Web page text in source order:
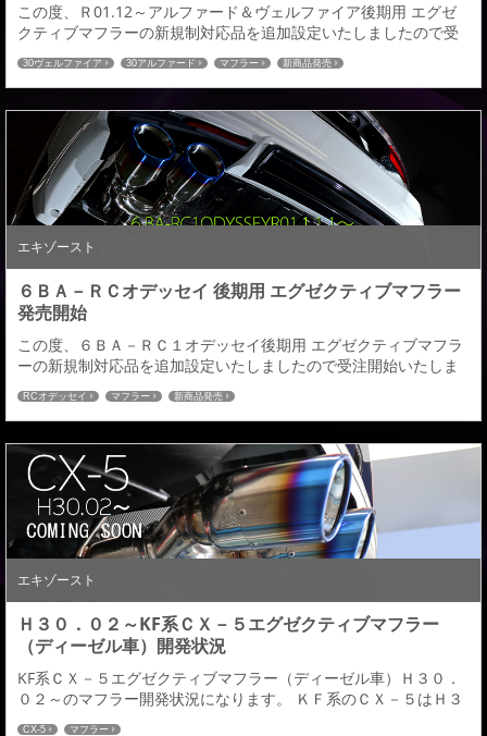
この度、Ｒ01.12～アルファード＆ヴェルファイア後期用 エグゼ
クティブマフラーの新規制対応品を追加設定いたしましたので受
注開始いたします。 ■車種：アルファード／ヴェルファイア■年
式：Ｒ01.12～■商品：エグゼクティブマフラー■追加設定型式
●6AA-AYH30W（ハイブリッド）●3BA-GGH35W（ガソリン）
●3BA-GGH30W（ガソリン）●3BA-AGH35W（ガソリン）●3BA-
AGH...
30ヴェルファイア 30アルファード マフラー 新商品発売
エキゾースト
６ＢＡ－ＲＣオデッセイ 後期用 エグゼクティブマフラー
発売開始
この度、６ＢＡ－ＲＣ１オデッセイ後期用 エグゼクティブマフラ
ーの新規制対応品を追加設定いたしましたので受注開始いたしま
す。 ６ＢＡ－ＲＣ１ Ｒ０１.11～■ABSOLUTE・Honda
SENSING■ABSOLUTE・EX Honda SENSING対応：純正バンパー
／デポルテリヤハーフスポイラー●Vテール（テールスライド式 ）
￥128,000●チタンHYBRIDテール（テールスライド式 ）￥1...
RCオデッセイ マフラー 新商品発売
エキゾースト
Ｈ３０．０２～KF系ＣＸ－５エグゼクティブマフラー
（ディーゼル車）開発状況
KF系ＣＸ－５エグゼクティブマフラー（ディーゼル車）Ｈ３０．
０２～のマフラー開発状況になります。 ＫＦ系のＣＸ－５はＨ３
０．０２～エンジン仕様が変更になった為、この年式の車両につ
CX-5 マフラー